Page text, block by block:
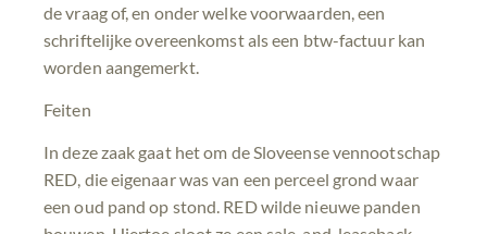
de vraag of, en onder welke voorwaarden, een
schriftelijke overeenkomst als een btw-factuur kan
worden aangemerkt.
Feiten
In deze zaak gaat het om de Sloveense vennootschap
RED, die eigenaar was van een perceel grond waar
een oud pand op stond. RED wilde nieuwe panden